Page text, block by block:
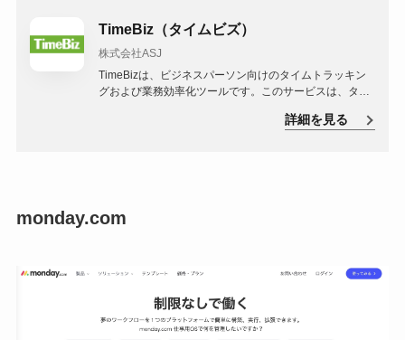
TimeBiz（タイムビズ）
株式会社ASJ
TimeBizは、ビジネスパーソン向けのタイムトラッキン
グおよび業務効率化ツールです。このサービスは、タス
支援し、ビジネスプロセスを最適化するのに役立ちま
詳細を見る
monday.com